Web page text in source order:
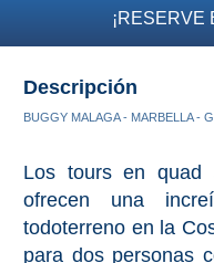
Playas de Granada
Excursiones Desde
QUÉ
HACER
➜
¡RESERVE
Descripción
BUGGY MALAGA - MARBELLA -
Los tours en quad
ofrecen una
todoterreno en la
para dos personas